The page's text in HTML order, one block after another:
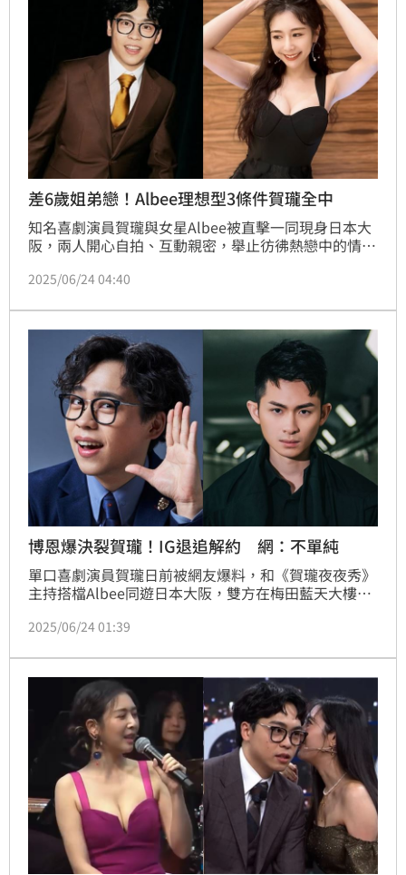
差6歲姐弟戀！Albee理想型3條件賀瓏全中
知名喜劇演員賀瓏與女星Albee被直擊一同現身日本大
阪，兩人開心自拍、互動親密，舉止彷彿熱戀中的情
昨（23）日突然宣布與他解約，原因為「理念不合」，
2025/06/24 04:40
博恩爆決裂賀瓏！IG退追解約 網：不單純
單口喜劇演員賀瓏日前被網友爆料，和《賀瓏夜夜秀》
主持搭檔Albee同遊日本大阪，雙方在梅田藍天大樓觀
遭所屬薩泰爾因雙方理念不合，宣布終止合約。如今有
工作夥伴疑鬧翻撕破臉，讓許多網友吃瓜認為：「案情
不單純」。
2025/06/24 01:39